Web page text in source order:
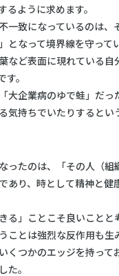
るように求めます。
一致になっているのは
となって境界線を守っ
など表面に現れている
。
大企業病のゆで蛙」だ
気持ちでいたりするとい
ったのは、「その人（
あり、時として精神と
る」ことこそ良いこと
ことは強烈な反作用も生
くつかのエッジを持っ
た。